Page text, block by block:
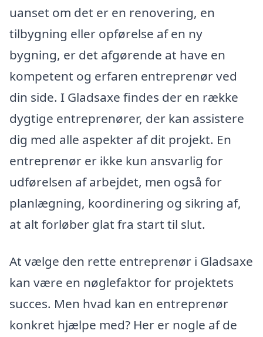
uanset om det er en renovering, en
tilbygning eller opførelse af en ny
bygning, er det afgørende at have en
kompetent og erfaren entreprenør ved
din side. I Gladsaxe findes der en række
dygtige entreprenører, der kan assistere
dig med alle aspekter af dit projekt. En
entreprenør er ikke kun ansvarlig for
udførelsen af arbejdet, men også for
planlægning, koordinering og sikring af,
at alt forløber glat fra start til slut.
At vælge den rette entreprenør i Gladsaxe
kan være en nøglefaktor for projektets
succes. Men hvad kan en entreprenør
konkret hjælpe med? Her er nogle af de